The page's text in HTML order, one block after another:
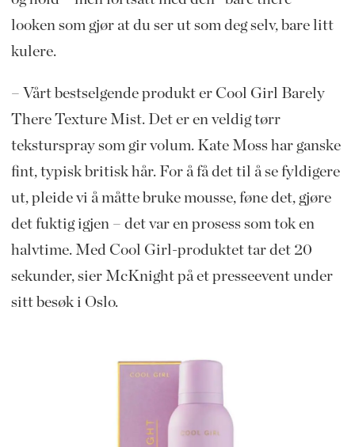
looken som gjør at du ser ut som deg selv, bare litt
kulere.
– Vårt bestselgende produkt er Cool Girl Barely
There Texture Mist. Det er en veldig tørr
teksturspray som gir volum. Kate Moss har ganske
fint, typisk britisk hår. For å få det til å se fyldigere
ut, pleide vi å måtte bruke mousse, føne det, gjøre
det fuktig igjen – det var en prosess som tok en
halvtime. Med Cool Girl-produktet tar det 20
sekunder, sier McKnight på et presseevent under
sitt besøk i Oslo.